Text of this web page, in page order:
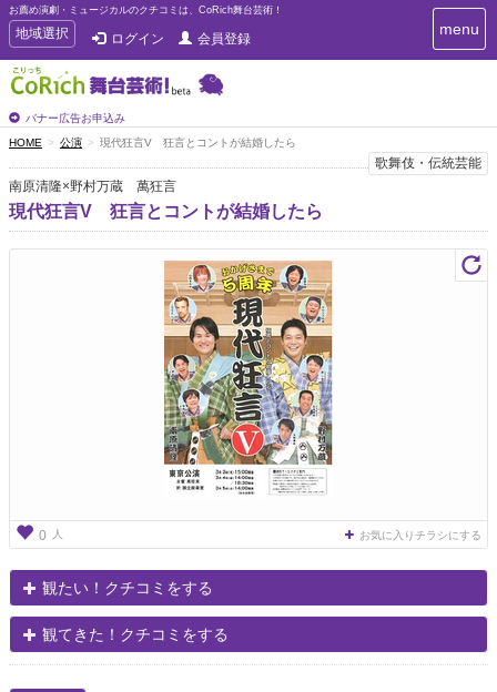
お薦め演劇・ミュージカルのクチコミは、CoRich舞台芸術！
T
o
g
g
e
n
a
v
i
g
地域選択 ログイン 会員登録
バナー広告お申込み
T
o
n
i
g
menu
HOME 公演 現代狂言V 狂言とコントが結婚したら
歌舞伎・伝統芸能
南原清隆×野村万蔵 萬狂言
現代狂言V 狂言とコントが結婚したら
0 人 お気に入りチラシにする
観たい！クチコミをする
観てきた！クチコミをする